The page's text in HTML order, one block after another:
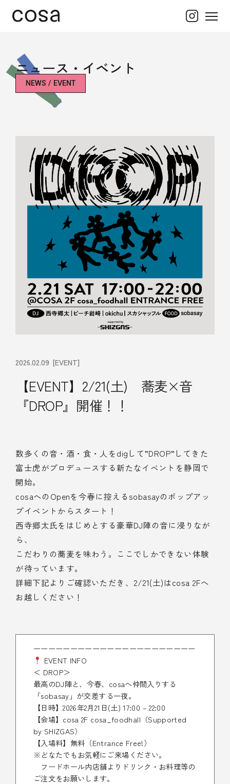
ニュース・イベント
NEWS / EVENT
2026.02.09 [EVENT]
【EVENT】2/21(土) 蕎麦×音
『DROP』開催！！
数多くの音・酒・食・人をdigして”DROP”してきた
富士虎がプロデュースする新たなイベントを静岡で
開始。
cosaへのOpenを今春に控えるsobasayのポップアッ
プイベントからスタート！
西寺郷太氏をはじめとする豪華DJ陣の音に浸りなが
ら、
こだわりの蕎麦を味わう。ここでしかできない体験
が待っています。
詳細下記よりご確認いただき、2/21(土)はcosa 2Fへ
お越しください！
ーーーーーーーーーーーーーーーーーーーーーー
EVENT INFO
＜ DROP＞
最高のDJ陣と、今春、cosaへ仲間入りする
「sobasay」が交差する一夜。
【日時】2026年2月21日(土) 17:00 – 22:00
【会場】cosa 2F cosa_foodhall（Supported
by SHIZGAS）
【入場料】無料（Entrance Free!）
※どなたでもお気軽にご来場ください。
フードホール内店舗よりドリンク・お料理等の
ご注文をお願いします。